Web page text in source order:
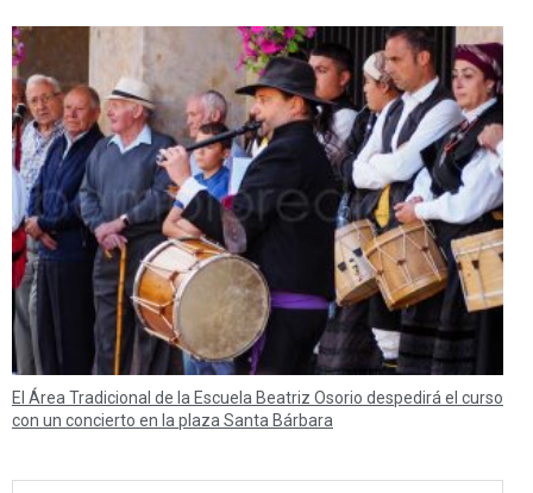
El Área Tradicional de la Escuela Beatriz Osorio despedirá el curso
con un concierto en la plaza Santa Bárbara